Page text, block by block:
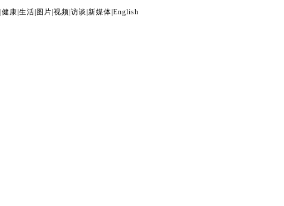
健康 生活 图片 视频 访谈 新媒体 English